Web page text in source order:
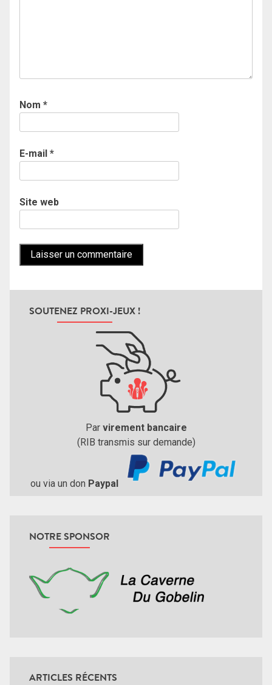
Nom *
E-mail *
Site web
SOUTENEZ PROXI-JEUX !
Par virement bancaire
(RIB transmis sur demande)
ou via un don Paypal
NOTRE SPONSOR
ARTICLES RÉCENTS